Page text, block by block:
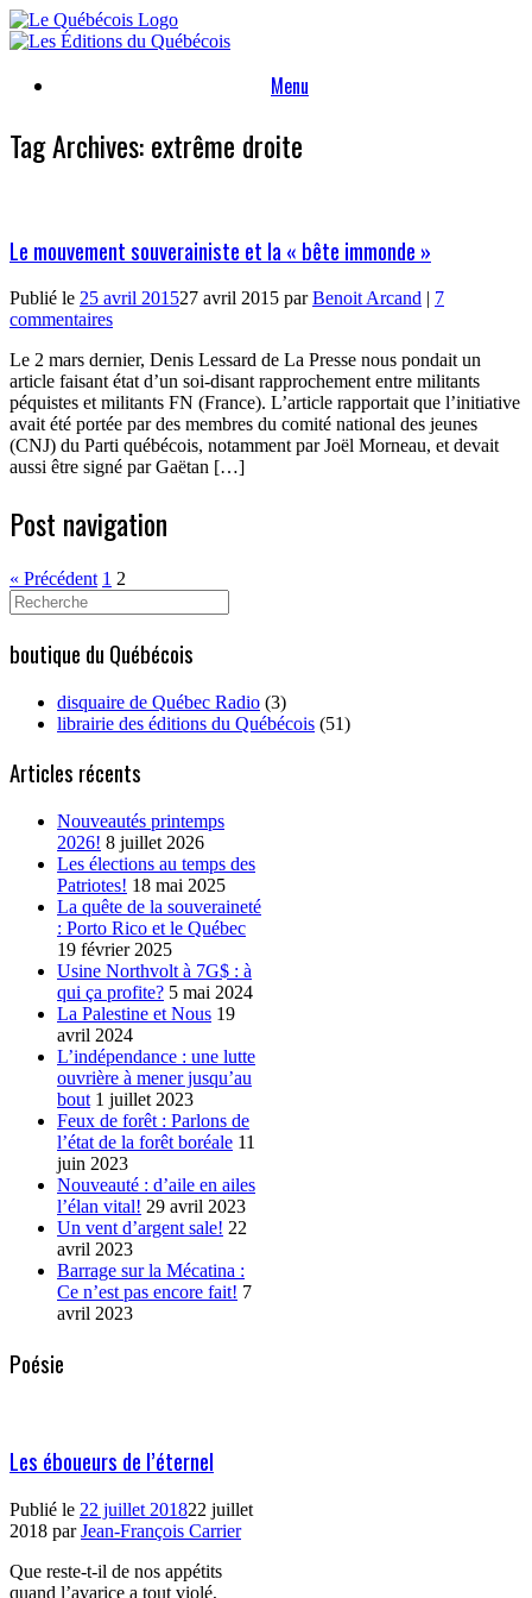
Skip
to
Menu
Tag Archives:extrême droite
Le mouvement souverainiste et la « bête immonde »
Publié le 25 avril 201527 avril 2015 parBenoit Arcand | 7
commentaires
Le 2 mars dernier, Denis Lessard de La Presse nous pondait un
article faisant état d’un soi-disant rapprochement entre militants
péquistes et militants FN (France). L’article rapportait que l’initiative
avait été portée par des membres du comité national des jeunes
(CNJ) du Parti québécois, notamment par Joël Morneau, et devait
aussi être signé par Gaëtan […]
Post navigation
« Précédent 1 2
Search
for:
boutique du Québécois
disquaire de Québec Radio (3)
librairie des éditions du Québécois (51)
Articles récents
Nouveautés printemps
2026! 8 juillet 2026
Les élections au temps des
Patriotes! 18 mai 2025
La quête de la souveraineté
: Porto Rico et le Québec
19 février 2025
Usine Northvolt à 7G$ : à
qui ça profite? 5 mai 2024
La Palestine et Nous 19
avril 2024
L’indépendance : une lutte
ouvrière à mener jusqu’au
bout 1 juillet 2023
Feux de forêt : Parlons de
l’état de la forêt boréale 11
juin 2023
Nouveauté : d’aile en ailes
l’élan vital! 29 avril 2023
Un vent d’argent sale! 22
avril 2023
Barrage sur la Mécatina :
Ce n’est pas encore fait! 7
avril 2023
Poésie
Les éboueurs de l’éternel
Publié le 22 juillet 201822 juillet
2018 parJean-François Carrier
Que reste-t-il de nos appétits
quand l’avarice a tout violé,